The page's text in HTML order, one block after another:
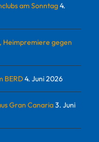
am Sonntag4.
Heimpremiere gegen
BERD4. Juni 2026
Gran Canaria3. Juni